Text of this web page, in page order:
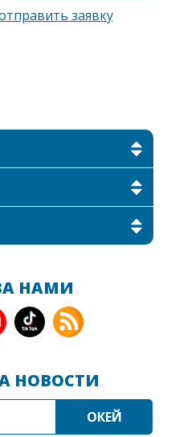
НАМИ
НОВОСТИ